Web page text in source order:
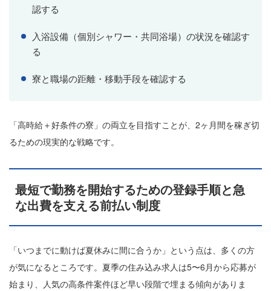
認する
入浴設備（個別シャワー・共同浴場）の状況を確認す
る
寮と職場の距離・移動手段を確認する
「高時給＋好条件の寮」の両立を目指すことが、2ヶ月間を稼ぎ切
るための現実的な戦略です。
最短で勤務を開始するための登録手順と急
な出費を支える前払い制度
「いつまでに動けば夏休みに間に合うか」という点は、多くの方
が気になるところです。夏季の住み込み求人は5〜6月から応募が
始まり、人気の高条件案件ほど早い段階で埋まる傾向がありま